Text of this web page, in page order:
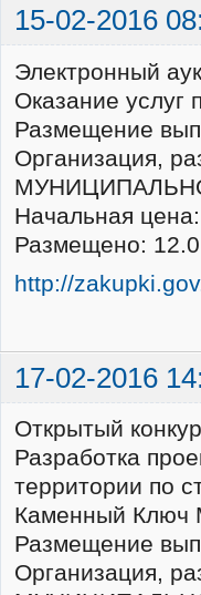
15-02-2016
Электронный
Оказание услуг
Размещение
Организация,
Начальная
Размещено:
http://
17-02-2016
Открытый
Разработка
территории по
Каменный Ключ
Размещение
Организация,